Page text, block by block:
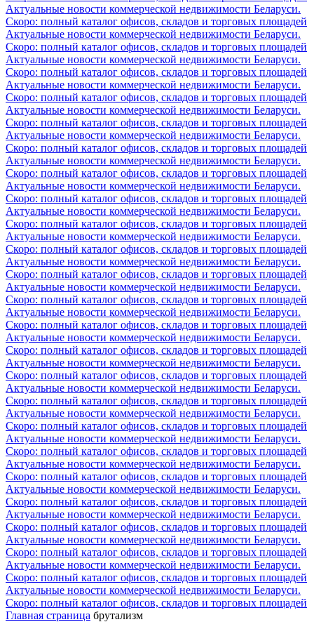
Актуальные новости коммерческой недвижимости Беларуси.
Скоро: полный каталог офисов, складов и торговых площадей
Актуальные новости коммерческой недвижимости Беларуси.
Скоро: полный каталог офисов, складов и торговых площадей
Актуальные новости коммерческой недвижимости Беларуси.
Скоро: полный каталог офисов, складов и торговых площадей
Актуальные новости коммерческой недвижимости Беларуси.
Скоро: полный каталог офисов, складов и торговых площадей
Актуальные новости коммерческой недвижимости Беларуси.
Скоро: полный каталог офисов, складов и торговых площадей
Актуальные новости коммерческой недвижимости Беларуси.
Скоро: полный каталог офисов, складов и торговых площадей
Актуальные новости коммерческой недвижимости Беларуси.
Скоро: полный каталог офисов, складов и торговых площадей
Актуальные новости коммерческой недвижимости Беларуси.
Скоро: полный каталог офисов, складов и торговых площадей
Актуальные новости коммерческой недвижимости Беларуси.
Скоро: полный каталог офисов, складов и торговых площадей
Актуальные новости коммерческой недвижимости Беларуси.
Скоро: полный каталог офисов, складов и торговых площадей
Актуальные новости коммерческой недвижимости Беларуси.
Скоро: полный каталог офисов, складов и торговых площадей
Актуальные новости коммерческой недвижимости Беларуси.
Скоро: полный каталог офисов, складов и торговых площадей
Актуальные новости коммерческой недвижимости Беларуси.
Скоро: полный каталог офисов, складов и торговых площадей
Актуальные новости коммерческой недвижимости Беларуси.
Скоро: полный каталог офисов, складов и торговых площадей
Актуальные новости коммерческой недвижимости Беларуси.
Скоро: полный каталог офисов, складов и торговых площадей
Актуальные новости коммерческой недвижимости Беларуси.
Скоро: полный каталог офисов, складов и торговых площадей
Актуальные новости коммерческой недвижимости Беларуси.
Скоро: полный каталог офисов, складов и торговых площадей
Актуальные новости коммерческой недвижимости Беларуси.
Скоро: полный каталог офисов, складов и торговых площадей
Актуальные новости коммерческой недвижимости Беларуси.
Скоро: полный каталог офисов, складов и торговых площадей
Актуальные новости коммерческой недвижимости Беларуси.
Скоро: полный каталог офисов, складов и торговых площадей
Актуальные новости коммерческой недвижимости Беларуси.
Скоро: полный каталог офисов, складов и торговых площадей
Актуальные новости коммерческой недвижимости Беларуси.
Скоро: полный каталог офисов, складов и торговых площадей
Актуальные новости коммерческой недвижимости Беларуси.
Скоро: полный каталог офисов, складов и торговых площадей
Актуальные новости коммерческой недвижимости Беларуси.
Скоро: полный каталог офисов, складов и торговых площадей
Главная страница брутализм